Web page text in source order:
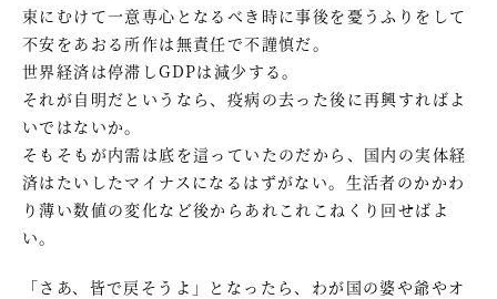
束にむけて一意専心となるべき時に事後を憂うふりをして
不安をあおる所作は無責任で不謹慎だ。
世界経済は停滞しGDPは減少する。
それが自明だというなら、疫病の去った後に再興すればよ
いではないか。
そもそもが内需は底を這っていたのだから、国内の実体経
済はたいしたマイナスになるはずがない。生活者のかかわ
り薄い数値の変化など後からあれこれこねくり回せばよ
い。
「さあ、皆で戻そうよ」となったら、わが国の婆や爺やオ